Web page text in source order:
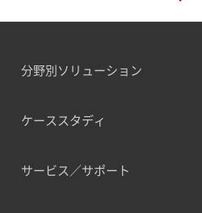
分野別ソリューション
ケーススタディ
サービス／サポート